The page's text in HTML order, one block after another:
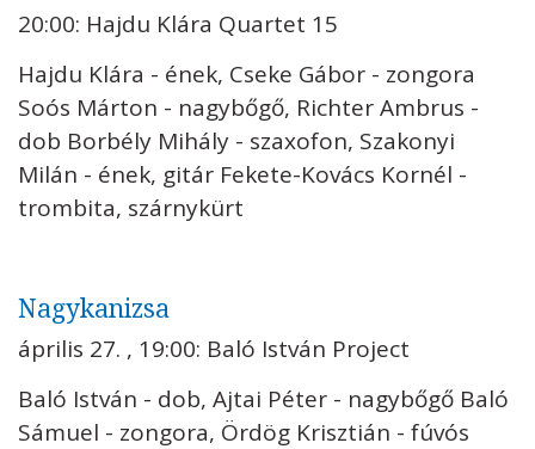
20:00: Hajdu Klára Quartet 15
Hajdu Klára - ének, Cseke Gábor - zongora
Soós Márton - nagybőgő, Richter Ambrus -
dob Borbély Mihály - szaxofon, Szakonyi
Milán - ének, gitár Fekete-Kovács Kornél -
trombita, szárnykürt
Nagykanizsa
április 27. , 19:00: Baló István Project
Baló István - dob, Ajtai Péter - nagybőgő Baló
Sámuel - zongora, Ördög Krisztián - fúvós